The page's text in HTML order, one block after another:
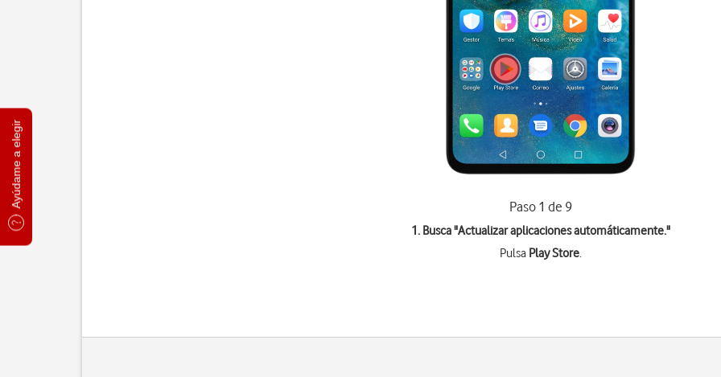
Ayúdame a elegir Paso 1 de 9
1. Busca "Actualizar aplicaciones automáticamente."
Pulsa Play Store.